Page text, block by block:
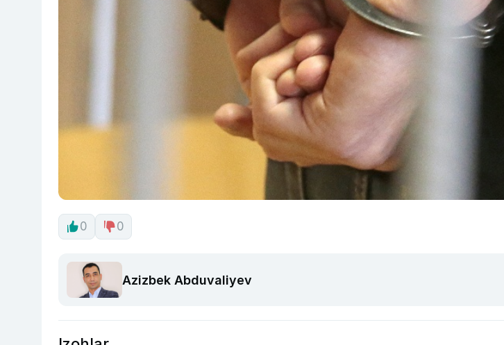
0 0
Azizbek Abduvaliyev